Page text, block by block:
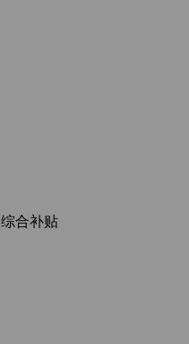
综合补贴